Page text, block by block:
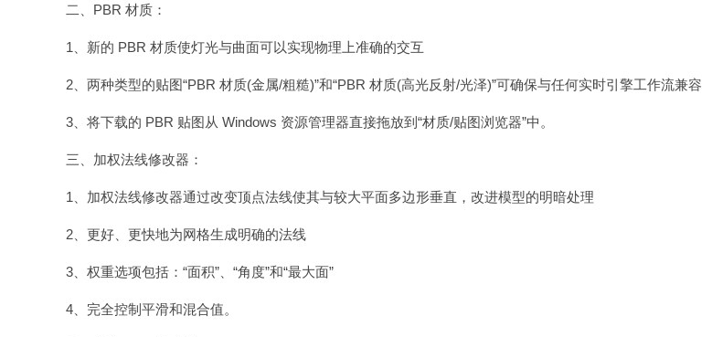
二、PBR 材质：
1、新的 PBR 材质使灯光与曲面可以实现物理上准确的交互
2、两种类型的贴图“PBR 材质(金属/粗糙)”和“PBR 材质(高光反射/光泽)”可确保与任何实时引擎工作流兼容
3、将下载的 PBR 贴图从 Windows 资源管理器直接拖放到“材质/贴图浏览器”中。
三、加权法线修改器：
1、加权法线修改器通过改变顶点法线使其与较大平面多边形垂直，改进模型的明暗处理
2、更好、更快地为网格生成明确的法线
3、权重选项包括：“面积”、“角度”和“最大面”
4、完全控制平滑和混合值。